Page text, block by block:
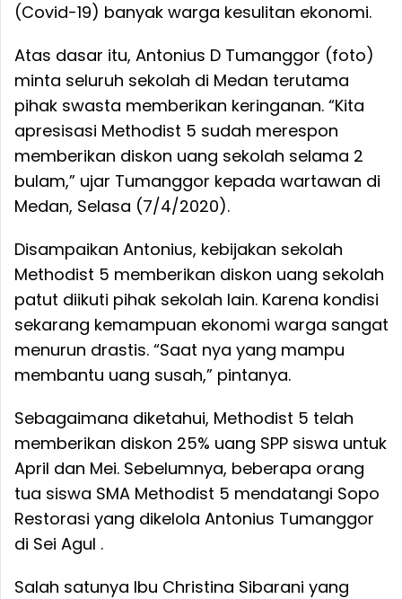
(Covid-19) banyak warga kesulitan ekonomi.
Atas dasar itu, Antonius D Tumanggor (foto)
minta seluruh sekolah di Medan terutama
pihak swasta memberikan keringanan. “Kita
apresisasi Methodist 5 sudah merespon
memberikan diskon uang sekolah selama 2
bulam,” ujar Tumanggor kepada wartawan di
Medan, Selasa (7/4/2020).
Disampaikan Antonius, kebijakan sekolah
Methodist 5 memberikan diskon uang sekolah
patut diikuti pihak sekolah lain. Karena kondisi
sekarang kemampuan ekonomi warga sangat
menurun drastis. “Saat nya yang mampu
membantu uang susah,” pintanya.
Sebagaimana diketahui, Methodist 5 telah
memberikan diskon 25% uang SPP siswa untuk
April dan Mei. Sebelumnya, beberapa orang
tua siswa SMA Methodist 5 mendatangi Sopo
Restorasi yang dikelola Antonius Tumanggor
di Sei Agul .
Salah satunya Ibu Christina Sibarani yang